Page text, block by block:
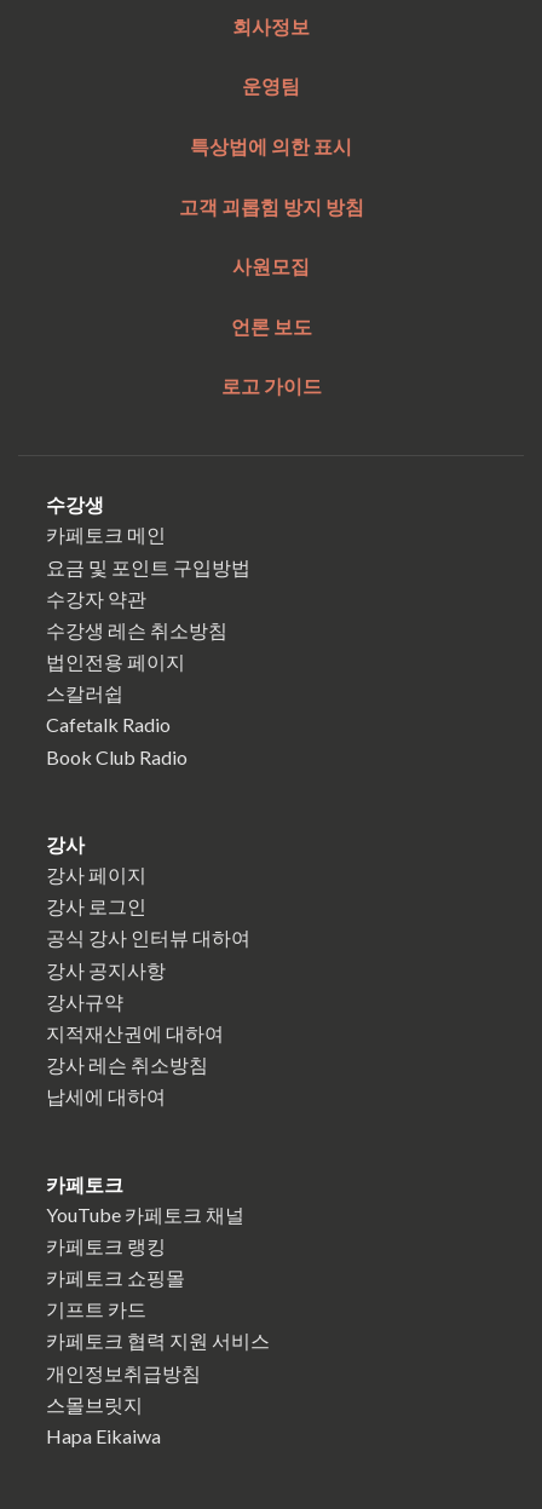
회사정보
운영팀
특상법에 의한 표시
고객 괴롭힘 방지 방침
사원모집
언론 보도
로고 가이드
수강생
카페토크 메인
요금 및 포인트 구입방법
수강자 약관
수강생 레슨 취소방침
법인전용 페이지
스칼러쉽
Cafetalk Radio
Book Club Radio
강사
강사 페이지
강사 로그인
공식 강사 인터뷰 대하여
강사 공지사항
강사규약
지적재산권에 대하여
강사 레슨 취소방침
납세에 대하여
카페토크
YouTube 카페토크 채널
카페토크 랭킹
카페토크 쇼핑몰
기프트 카드
카페토크 협력 지원 서비스
개인정보취급방침
스몰브릿지
Hapa Eikaiwa